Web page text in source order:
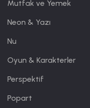
Mutfak ve Yemek
Neon & Yazı
Nu
Oyun & Karakterler
Perspektif
Popart